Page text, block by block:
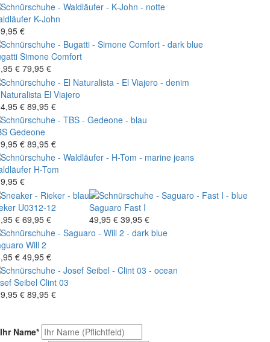
K-John
€
Simone Comfort
€ 79,95 €
El Viajero
€ 89,95 €
Gedeone
€ 89,95 €
H-Tom
€
U0312-12
€ 69,95 €
Saguaro Fast I
49,95 € 39,95 €
Will 2
€ 49,95 €
Seibel Clint 03
€ 89,95 €
Ihr Name*